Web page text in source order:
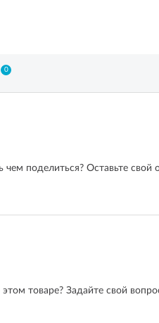
0
чем поделиться? Оставьте свой
товаре? Задайте свой